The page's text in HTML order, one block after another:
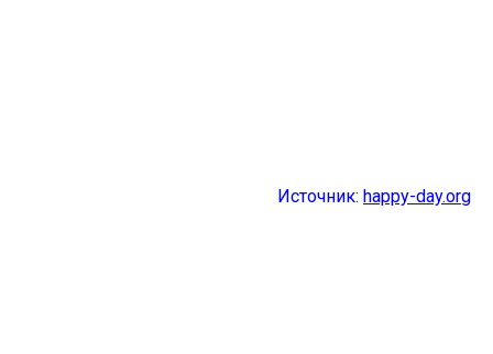
Источник: happy-day.org